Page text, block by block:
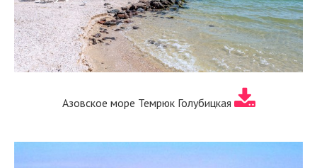
Азовское море Темрюк Голубицкая